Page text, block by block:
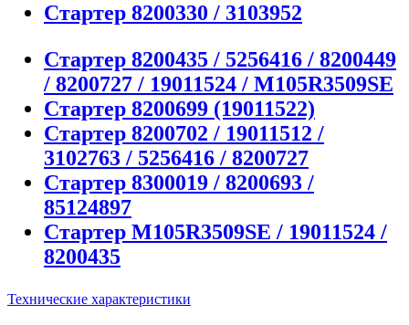
Стартер 8200330 / 3103952
Стартер 8200435 / 5256416 / 8200449
/ 8200727 / 19011524 / M105R3509SE
Стартер 8200699 (19011522)
Стартер 8200702 / 19011512 /
3102763 / 5256416 / 8200727
Стартер 8300019 / 8200693 /
85124897
Стартер M105R3509SE / 19011524 /
8200435
Технические характеристики